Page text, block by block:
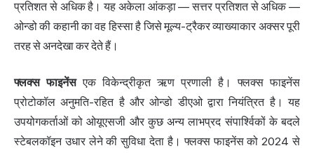
प्रतिशत से अधिक है। यह अकेला आंकड़ा — सत्तर प्रतिशत से अधिक —
ओन्डो की कहानी का वह हिस्सा है जिसे मूल्य-ट्रैकर व्याख्याकार अक्सर पूरी
तरह से अनदेखा कर देते हैं।
फ्लक्स फाइनेंसएक विकेन्द्रीकृत ऋण प्रणाली है। फ्लक्स फाइनेंस
प्रोटोकॉल अनुमति-रहित है और ओन्डो डीएओ द्वारा नियंत्रित है। यह
उपयोगकर्ताओं को ओयूएसजी और कुछ अन्य लाभप्रद संपार्श्विकों के बदले
स्टेबलकॉइन उधार लेने की सुविधा देता है। फ्लक्स फाइनेंस को 2024 से